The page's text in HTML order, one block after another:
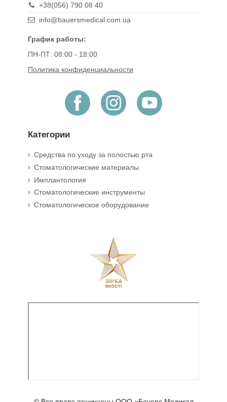
+38(056) 790 08 40
info@bauersmedical.com.ua
График работы:
ПН-ПТ: 08:00 - 18:00
Политика конфиденциальности
Категории
Средства по уходу за полостью рта
Стоматологические материалы
Имплантология
Стоматологические инструменты
Стоматологическое оборудование